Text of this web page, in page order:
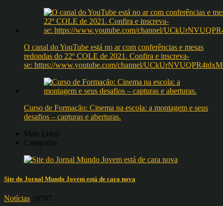
O canal do YouTube está no ar com conferências e mesas
redondas do 22º COLE de 2021. Confira e inscreva-
se: https://www.youtube.com/channel/
Curso de Formação: Cinema na escola: a montagem e seus
desafios – capturas e aberturas.
Mais Lidos
Categorias
Site do Jornal Mundo Jovem está de cara nova
Notícias 16797